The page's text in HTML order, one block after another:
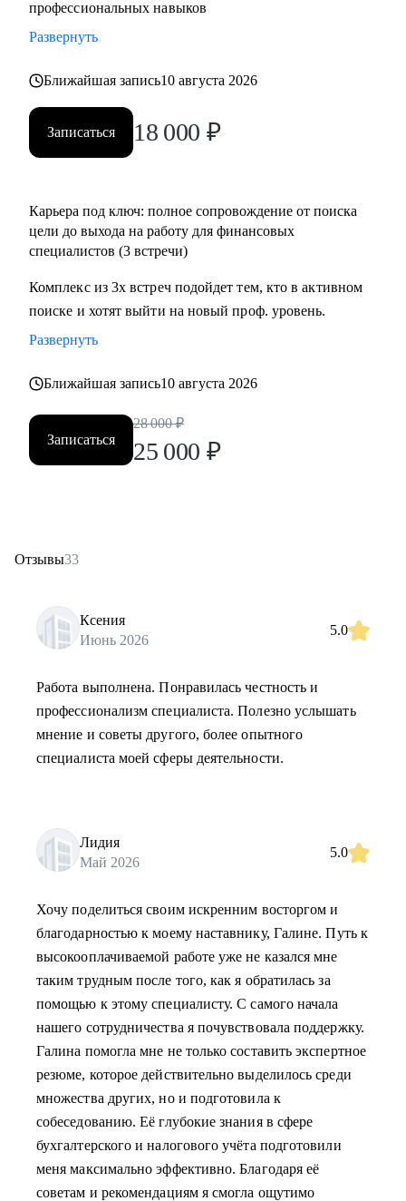
профессиональных навыков
Развернуть
Ближайшая запись10 августа 2026
Записаться 18 000 ₽
Карьера под ключ: полное сопровождение от поиска
цели до выхода на работу для финансовых
специалистов (3 встречи)
Комплекс из 3х встреч подойдет тем, кто в активном
поиске и хотят выйти на новый проф. уровень.
Развернуть
Ближайшая запись10 августа 2026
Записаться
28 000 ₽
25 000 ₽
Отзывы33
Ксения
Июнь 2026
5.0
Работа выполнена. Понравилась честность и
профессионализм специалиста. Полезно услышать
мнение и советы другого, более опытного
специалиста моей сферы деятельности.
Лидия
Май 2026
5.0
Хочу поделиться своим искренним восторгом и
благодарностью к моему наставнику, Галине. Путь к
высокооплачиваемой работе уже не казался мне
таким трудным после того, как я обратилась за
помощью к этому специалисту. С самого начала
нашего сотрудничества я почувствовала поддержку.
Галина помогла мне не только составить экспертное
резюме, которое действительно выделилось среди
множества других, но и подготовила к
собеседованию. Её глубокие знания в сфере
бухгалтерского и налогового учёта подготовили
меня максимально эффективно. Благодаря её
советам и рекомендациям я смогла ощутимо